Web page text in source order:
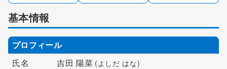
基本情報
プロフィール
氏名
吉田 陽菜 (よしだ はな)